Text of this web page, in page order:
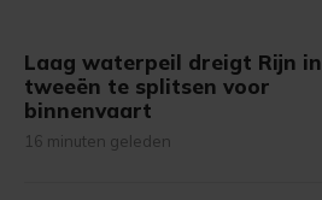
Laag waterpeil dreigt Rijn in
tweeën te splitsen voor
binnenvaart
16 minuten geleden